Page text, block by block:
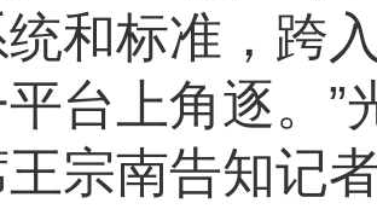
统和标准，跨
台上角逐。”
王宗南告知记